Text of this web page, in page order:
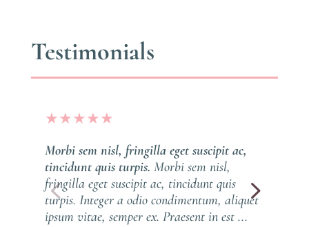
Testimonials
★★★★★
Morbi sem nisl, fringilla eget suscipit ac,
tincidunt quis turpis. Morbi sem nisl,
fringilla eget suscipit ac, tincidunt quis
turpis. Integer a odio condimentum, aliquet
ipsum vitae, semper ex. Praesent in est ...